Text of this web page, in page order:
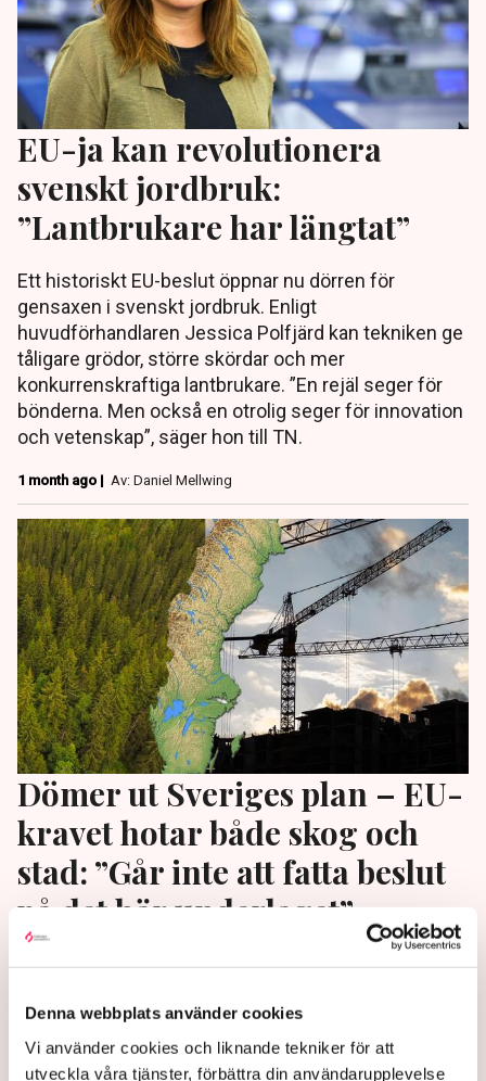
Denna webbplats använder cookies
Vi använder cookies och liknande tekniker för att
utveckla våra tjänster, förbättra din användarupplevelse
EU-ja kan revolutionera
svenskt jordbruk:
”Lantbrukare har längtat”
Ett historiskt EU-beslut öppnar nu dörren för
gensaxen i svenskt jordbruk. Enligt
huvudförhandlaren Jessica Polfjärd kan tekniken ge
tåligare grödor, större skördar och mer
konkurrenskraftiga lantbrukare. ”En rejäl seger för
bönderna. Men också en otrolig seger för innovation
och vetenskap”, säger hon till TN.
1 month ago | Av: Daniel Mellwing
Dömer ut Sveriges plan – EU-
kravet hotar både skog och
stad: ”Går inte att fatta beslut
på det här underlaget”
Myndigheternas konsekvensanalys av EU:s
ligga till grund för politiska beslut, varnar experter.
”De bredare samhällsekonomiska effekterna saknas
helt”, säger Fredrik Bergström, ekonomie doktor i